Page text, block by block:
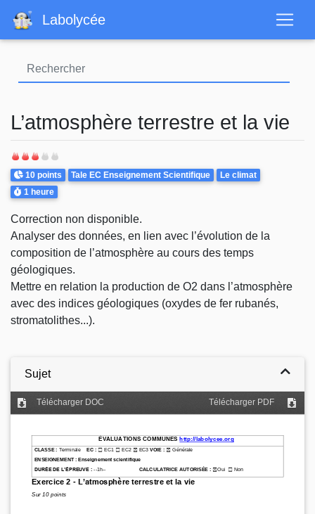
contenu
Labolycée
L’atmosphère terrestre et la vie
Points
10 points Theme
Tale EC Enseignement Scientifique Le climat
Durée
1 heure
Correction non disponible.
Analyser des données, en lien avec l’évolution de la
composition de l’atmosphère au cours des temps
géologiques.
Mettre en relation la production de O2 dans l’atmosphère
avec des indices géologiques (oxydes de fer rubanés,
stromatolithes...).
Sujet